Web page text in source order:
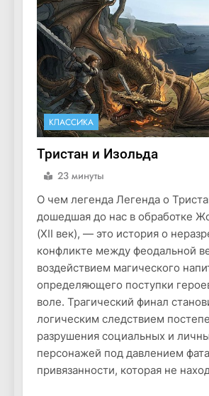
КЛАССИКА
Тристан и Изольда
23 минуты
О чем легенда Легенда о
дошедшая до нас в обработке
(XII век), — это история о
конфликте между феодальной
воздействием магического
определяющего поступки
воле. Трагический финал
логическим следствием
разрушения социальных и
персонажей под давлением
привязанности, которая не